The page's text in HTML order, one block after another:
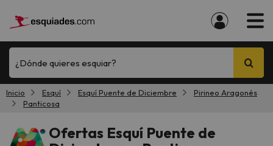
¿Dónde quieres esquiar?
Inicio Esquí Esquí Puente de Diciembre
Pirineo Aragonés
Panticosa
Ofertas Esquí Puente de